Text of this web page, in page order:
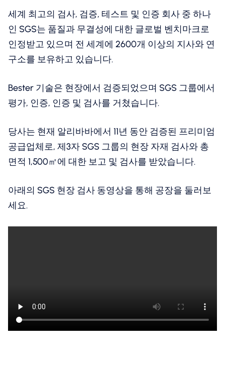
세계 최고의 검사, 검증, 테스트 및 인증 회사 중 하나
인 SGS는 품질과 무결성에 대한 글로벌 벤치마크로
인정받고 있으며 전 세계에 2600개 이상의 지사와 연
구소를 보유하고 있습니다.
Bester 기술은 현장에서 검증되었으며 SGS 그룹에서
평가, 인증, 인증 및 검사를 거쳤습니다.
당사는 현재 알리바바에서 11년 동안 검증된 프리미엄
공급업체로, 제3자 SGS 그룹의 현장 자재 검사와 총
면적 1,500㎡에 대한 보고 및 검사를 받았습니다.
아래의 SGS 현장 검사 동영상을 통해 공장을 둘러보
세요.